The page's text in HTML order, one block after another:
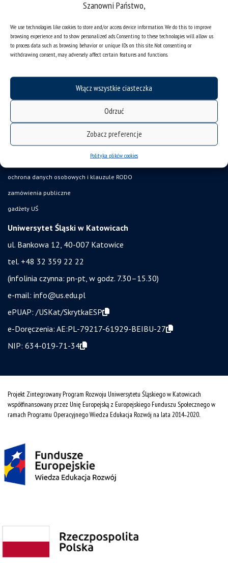
Szanowni Państwo,
We use technologies like cookies to store and/or access device information. We do this to improve
browsing experience and to show personalized ads. Consenting to these technologies will allow us
to process data such as browsing behavior or unique IDs on this site. Not consenting or
withdrawing consent, may adversely affect certain features and functions.
Włącz wszystkie ciasteczka
Odrzuć
Zobacz preferencje
Polityka plików cookies
ogłoszenia
oferty pracy
baza noclegowa
akademiki
bezpieczeństwo w uczelni
ochrona danych osobowych i klauzule RODO
zamówienia publiczne
gadżety UŚ
Uniwersytet Śląski w Katowicach
ul. Bankowa 12, 40-007 Katowice
tel. +48 32 359 22 22
(infolinia czynna: pn-pt, w godz. 7.30–15.30)
e-mail: info@us.edu.pl
ePUAP: /USKat/SkrytkaESP
e-Doręczenia: AE:PL-79217-61929-BEIBU-27
NIP: 634-019-71-34
Projekt Zintegrowany Program Rozwoju Uniwersytetu Śląskiego w Katowicach
współfinansowany przez Unię Europejską z Europejskiego Funduszu Społecznego w
ramach Programu Operacyjnego Wiedza Edukacja Rozwój na lata 2014˗2020.